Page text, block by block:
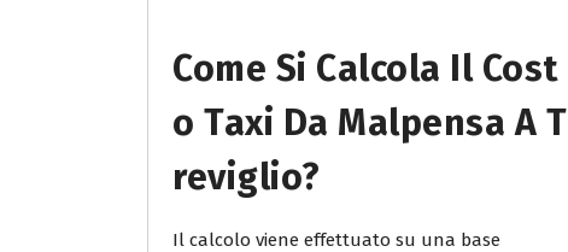
Come Si Calcola Il Cost
O Taxi Da Malpensa A T
Reviglio?
Il calcolo viene effettuato su una base